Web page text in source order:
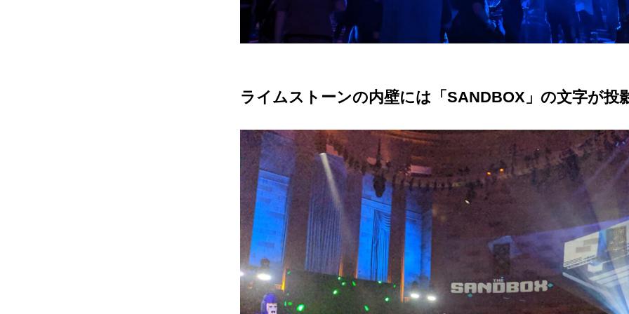
ライムストーンの内壁には「SANDBOX」の文字が投